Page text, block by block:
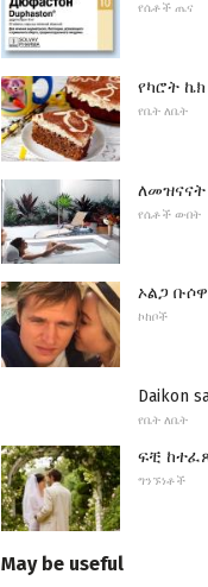
የሴቶች ጤና
የካሮት ኬክ
የቤት ለቤት
ለመዝናናት
የሴቶች ውበት
ኦልጋ
ኮከቦች
Daikon
የቤት ለቤት
ፍቺ
ግንኙነቶች
May be useful